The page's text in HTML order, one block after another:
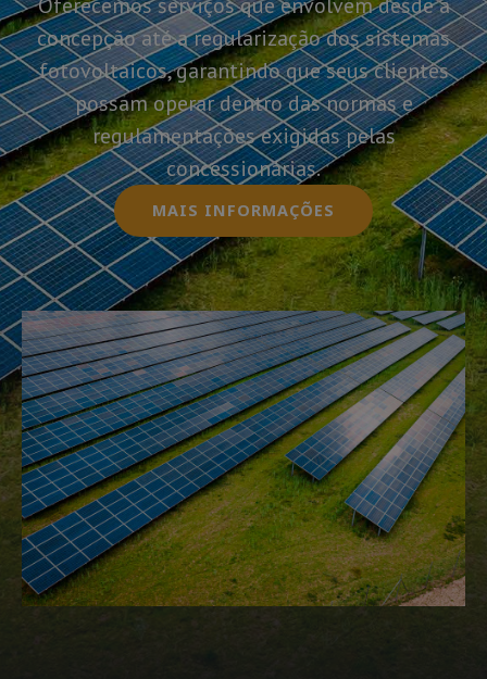
concepção até a regularização dos sistemas
fotovoltaicos, garantindo que seus clientes
possam operar dentro das normas e
regulamentações exigidas pelas
concessionárias.
MAIS INFORMAÇÕES